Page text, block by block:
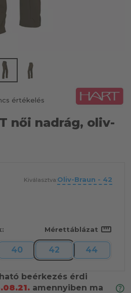
értékelés
női nadrág, oliv-
Kiválasztva:Oliv-Braun - 42
Mérettáblázat straighten
40 42 44
beérkezés érdi
amennyiben ma